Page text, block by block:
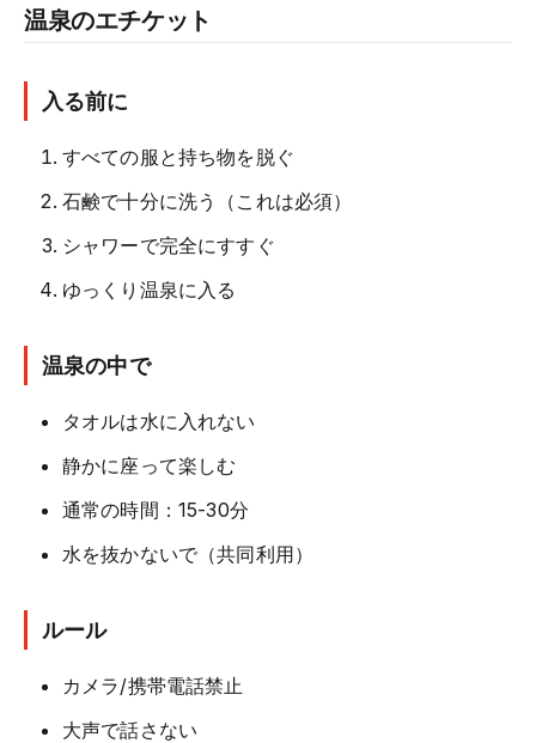
温泉のエチケット
入る前に
すべての服と持ち物を脱ぐ
石鹸で十分に洗う（これは必須）
シャワーで完全にすすぐ
ゆっくり温泉に入る
温泉の中で
タオルは水に入れない
静かに座って楽しむ
通常の時間：15-30分
水を抜かないで（共同利用）
ルール
カメラ/携帯電話禁止
大声で話さない